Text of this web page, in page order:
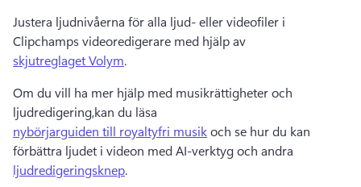
Justera ljudnivåerna för alla ljud- eller videofiler i
Clipchamps videoredigerare med hjälp av
skjutreglaget Volym.
Om du vill ha mer hjälp med musikrättigheter och
ljudredigering,kan du läsa
nybörjarguiden till royaltyfri musik och se hur du kan
förbättra ljudet i videon med AI-verktyg och andra
ljudredigeringsknep.